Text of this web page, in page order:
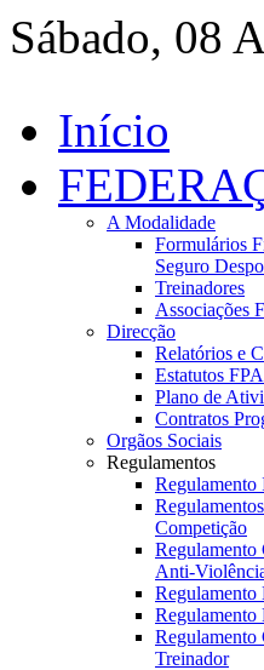
Sábado, 08
Início
A Modalidade
Formulários
Seguro
Treinadores
Associações
Direcção
Relatórios e
Estatutos
Plano de
Contratos
Orgãos Sociais
Regulamentos
Regulamento
Competição
Regulamento
Anti-
Regulamento
Regulamento
Treinador